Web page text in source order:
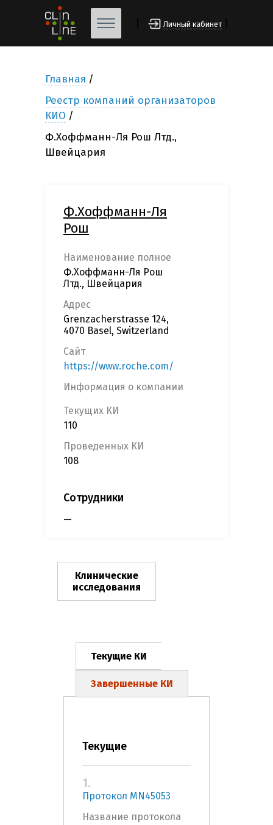
Личный кабинет
Главная
Реестр компаний организаторов
КИО
Ф.Хоффманн-Ля Рош Лтд.,
Швейцария
Ф.Хоффманн-Ля
Рош
Наименование полное
Ф.Хоффманн-Ля Рош
Лтд., Швейцария
Адрес
Grenzacherstrasse 124,
4070 Basel, Switzerland
Сайт
https://www.roche.com/
Информация о компании
Текущих КИ
110
Проведенных КИ
108
Сотрудники
—
Клинические
исследования
Текущие КИ
Завершенные КИ
Текущие
1.
Протокол MN45053
Название протокола